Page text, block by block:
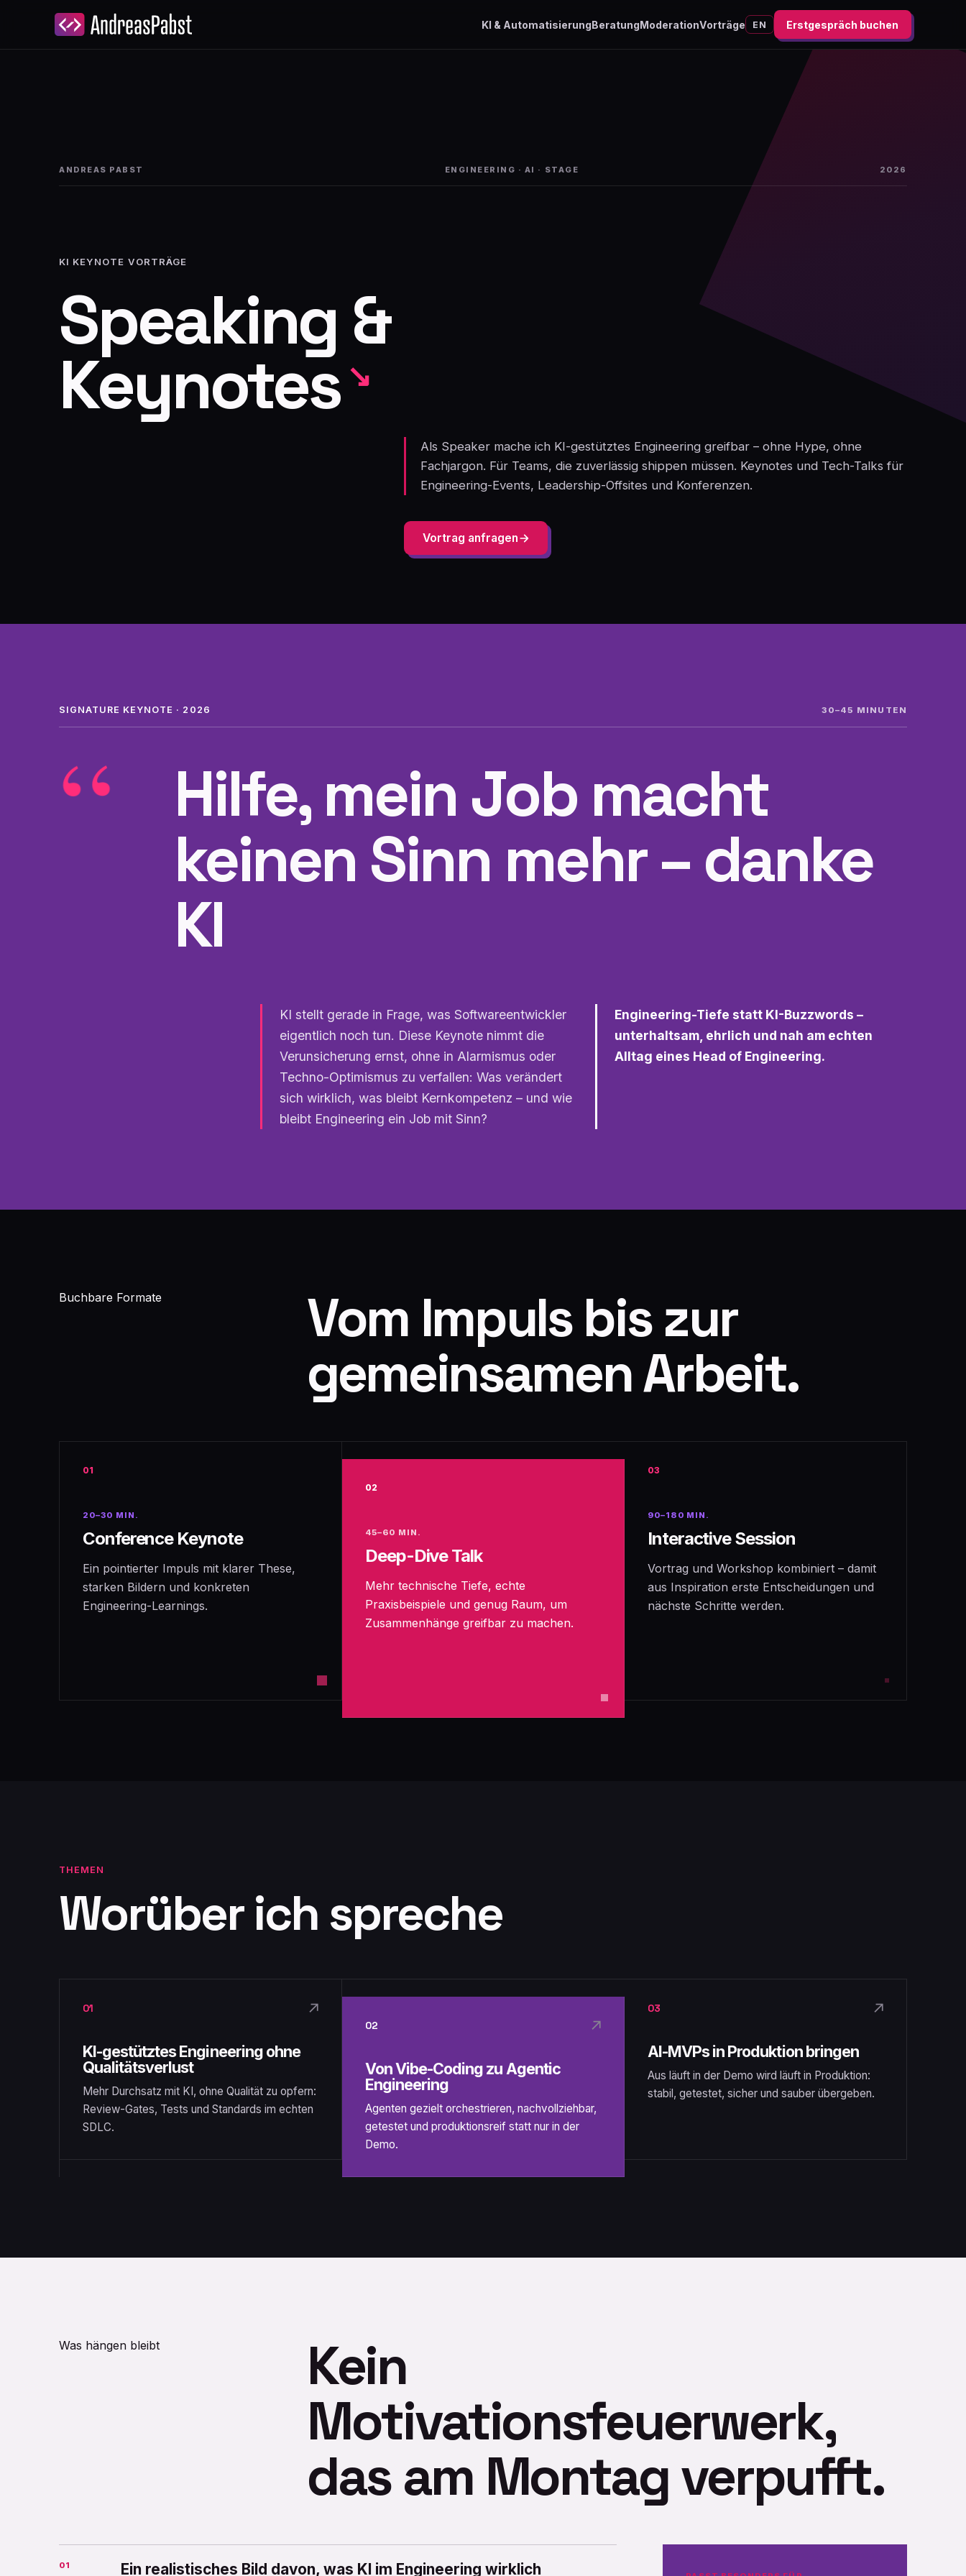
KI & AutomatisierungBeratungModerationVorträge EN Erstgespräch buchen
ANDREAS PABST ENGINEERING · AI · STAGE 2026
KI KEYNOTE VORTRÄGE
Speaking &
Keynotes
Als Speaker mache ich KI-gestütztes Engineering greifbar – ohne Hype, ohne
Fachjargon. Für Teams, die zuverlässig shippen müssen. Keynotes und Tech-Talks für
Engineering-Events, Leadership-Offsites und Konferenzen.
Vortrag anfragen
SIGNATURE KEYNOTE · 2026 30–45 MINUTEN
“
Hilfe, mein Job macht
keinen Sinn mehr – danke
KI
KI stellt gerade in Frage, was Softwareentwickler
eigentlich noch tun. Diese Keynote nimmt die
Verunsicherung ernst, ohne in Alarmismus oder
Techno-Optimismus zu verfallen: Was verändert
sich wirklich, was bleibt Kernkompetenz – und wie
bleibt Engineering ein Job mit Sinn?
Engineering-Tiefe statt KI-Buzzwords –
unterhaltsam, ehrlich und nah am echten
Alltag eines Head of Engineering.
Buchbare Formate
Vom Impuls bis zur
gemeinsamen Arbeit.
01
20–30 MIN.
Conference Keynote
Ein pointierter Impuls mit klarer These,
starken Bildern und konkreten
Engineering-Learnings.
02
45–60 MIN.
Deep-Dive Talk
Mehr technische Tiefe, echte
Praxisbeispiele und genug Raum, um
Zusammenhänge greifbar zu machen.
03
90–180 MIN.
Interactive Session
Vortrag und Workshop kombiniert – damit
aus Inspiration erste Entscheidungen und
nächste Schritte werden.
THEMEN
Worüber ich spreche
01
KI-gestütztes Engineering ohne
Qualitätsverlust
Mehr Durchsatz mit KI, ohne Qualität zu opfern:
Review-Gates, Tests und Standards im echten
SDLC.
↗
02
Von Vibe-Coding zu Agentic
Engineering
Agenten gezielt orchestrieren, nachvollziehbar,
getestet und produktionsreif statt nur in der
Demo.
↗
03
AI-MVPs in Produktion bringen
Aus läuft in der Demo wird läuft in Produktion:
stabil, getestet, sicher und sauber übergeben.
↗
Was hängen bleibt
Kein
Motivationsfeuerwerk,
das am Montag verpufft.
01 Ein realistisches Bild davon, was KI im Engineering wirklich